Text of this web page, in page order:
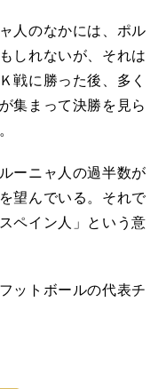
人のなかには、ポル
しれないが、それは
戦に勝った後、多く
集まって決勝を見ら
ーニャ人の過半数が
望んでいる。それで
ペイン人」という意
ットボールの代表チ